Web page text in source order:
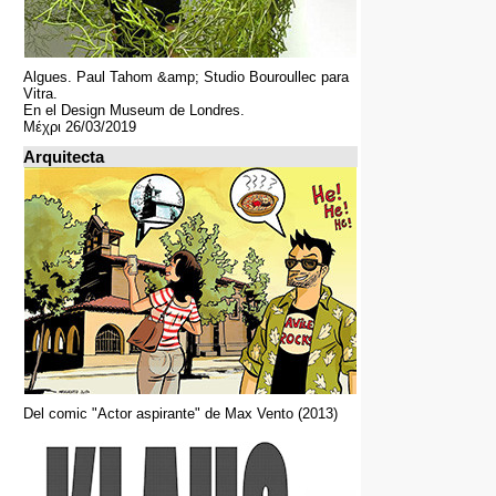
Algues. Paul Tahom &amp; Studio Bouroullec para
Vitra.
En el Design Museum de Londres.
Μέχρι 26/03/2019
Arquitecta
Del comic "Actor aspirante" de Max Vento (2013)